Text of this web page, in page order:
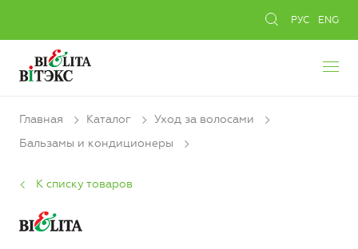
РУС ENG
Главная Каталог
Уход за волосами
Бальзамы и кондиционеры
К списку товаров